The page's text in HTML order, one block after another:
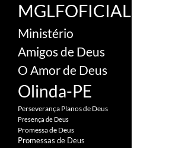
MGLFOFICIAL
Ministério
Amigos de Deus
O Amor de Deus
Olinda-PE
Perseverança Planos de Deus
Presença de Deus
Promessa de Deus
Promessas de Deus